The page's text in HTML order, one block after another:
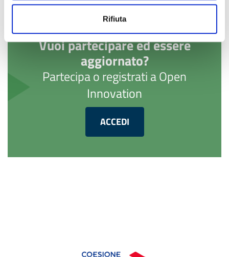
Rifiuta
Vuoi partecipare ed essere
aggiornato?
Partecipa o registrati a Open
Innovation
ACCEDI